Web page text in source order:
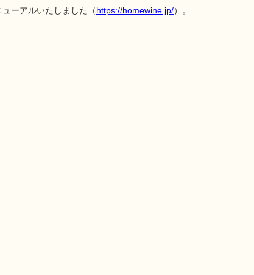
ーアルいたしました（https://homewine.jp/）。